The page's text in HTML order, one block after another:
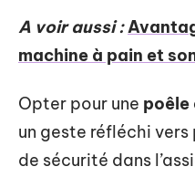
A voir aussi :
machine à pain et
Opter pour une poêle
un geste réfléchi
de sécurité dans